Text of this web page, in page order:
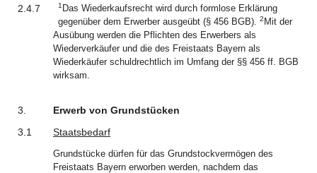
2.4.7 1 Das Wiederkaufsrecht wird durch formlose Erklärung
gegenüber dem Erwerber ausgeübt (§ 456 BGB). 2 Mit der
Ausübung werden die Pflichten des Erwerbers als
Wiederverkäufer und die des Freistaats Bayern als
Wiederkäufer schuldrechtlich im Umfang der §§ 456 ff. BGB
wirksam.
3.
Erwerb von Grundstücken
3.1
Staatsbedarf
Grundstücke dürfen für das Grundstockvermögen des
Freistaats Bayern erworben werden, nachdem das